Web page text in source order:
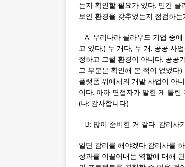
는지 확인할 필요가 있다. 민간
보안 환경을 갖추었는지 점검하
– A: 우리나라 클라우드 기업 중
고 있다.) 두 개다, 두 개. 공공 사
정하고 그럴 환경이 아니다. 공공
그 부분은 확인해 본 적이 없었다
플랫폼 위에서의 개발 사업이 아
이다. 아까 면접자가 말한 게 틀
(나: 감사합니다)
– B: 많이 준비한 거 같다. 감리사
일단 감리를 해야겠다 감리사를
성과를 이끌어내는 역할에 대해